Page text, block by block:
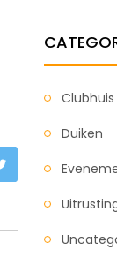
Clubhuis
Duiken